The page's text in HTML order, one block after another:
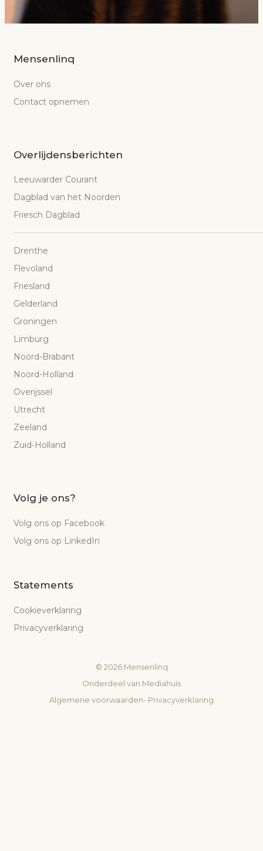
Mensenlinq
Over ons
Contact opnemen
Overlijdensberichten
Leeuwarder Courant
Dagblad van het Noorden
Friesch Dagblad
Drenthe
Flevoland
Friesland
Gelderland
Groningen
Limburg
Noord-Brabant
Noord-Holland
Overijssel
Utrecht
Zeeland
Zuid-Holland
Volg je ons?
Volg ons op Facebook
Volg ons op LinkedIn
Statements
Cookieverklaring
Privacyverklaring
© 2026Mensenlinq
Onderdeel van Mediahuis
Algemene voorwaarden- Privacyverklaring